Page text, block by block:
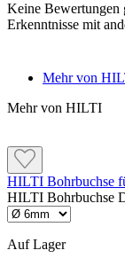
Keine Bewertungen
Erkenntnisse mit
Mehr von
Mehr von HILTI
HILTI Bohrbuchse
HILTI Bohrbuchse
Auf Lager